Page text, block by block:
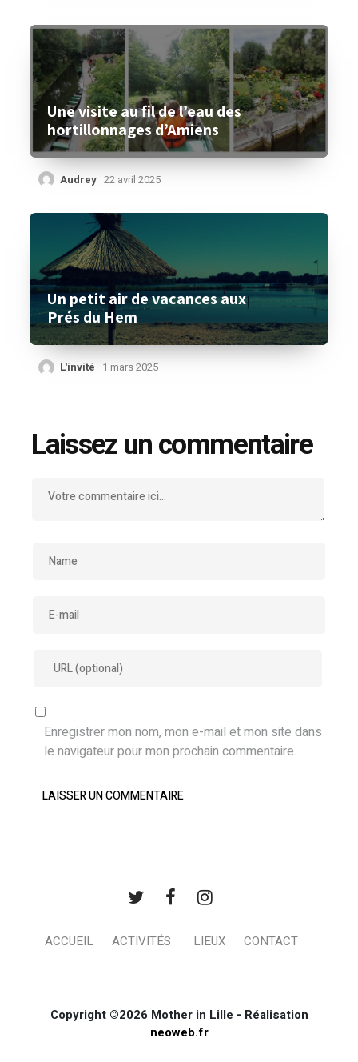
Une visite au fil de l’eau des
hortillonnages d’Amiens
Audrey 22 avril 2025
Un petit air de vacances aux
Prés du Hem
L'invité 1 mars 2025
Laissez un commentaire
Enregistrer mon nom, mon e-mail et mon site dans
le navigateur pour mon prochain commentaire.
ACCUEIL ACTIVITÉS LIEUX CONTACT
Copyright ©2026 Mother in Lille - Réalisation
neoweb.fr